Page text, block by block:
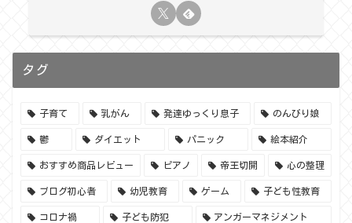
タグ
子育て 乳がん 発達ゆっくり息子 のんびり娘
鬱 ダイエット パニック 絵本紹介
おすすめ商品レビュー ピアノ 帝王切開 心の整理
ブログ初心者 幼児教育 ゲーム 子ども性教育
コロナ禍 子ども防犯 アンガーマネジメント